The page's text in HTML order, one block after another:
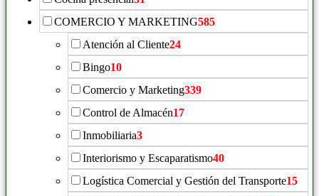
COMERCIO Y MARKETING585
Atención al Cliente24
Bingo10
Comercio y Marketing339
Control de Almacén17
Inmobiliaria3
Interiorismo y Escaparatismo40
Logística Comercial y Gestión del Transporte15